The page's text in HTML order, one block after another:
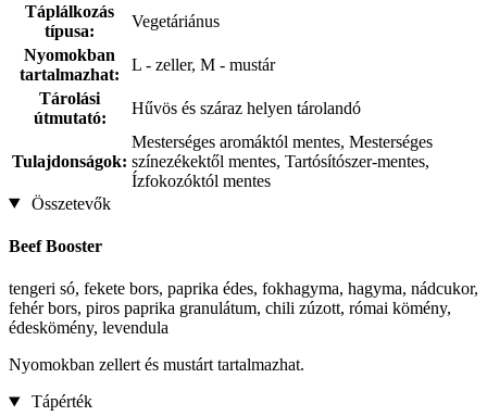
Táplálkozás
típusa:
Vegetáriánus
Nyomokban
tartalmazhat:
L - zeller, M - mustár
Tárolási
útmutató:
Hűvös és száraz helyen tárolandó
Tulajdonságok:
Mesterséges aromáktól mentes, Mesterséges
színezékektől mentes, Tartósítószer-mentes,
Ízfokozóktól mentes
Összetevők
Beef Booster
tengeri só, fekete bors, paprika édes, fokhagyma, hagyma, nádcukor,
fehér bors, piros paprika granulátum, chili zúzott, római kömény,
édeskömény, levendula
Nyomokban zellert és mustárt tartalmazhat.
Tápérték